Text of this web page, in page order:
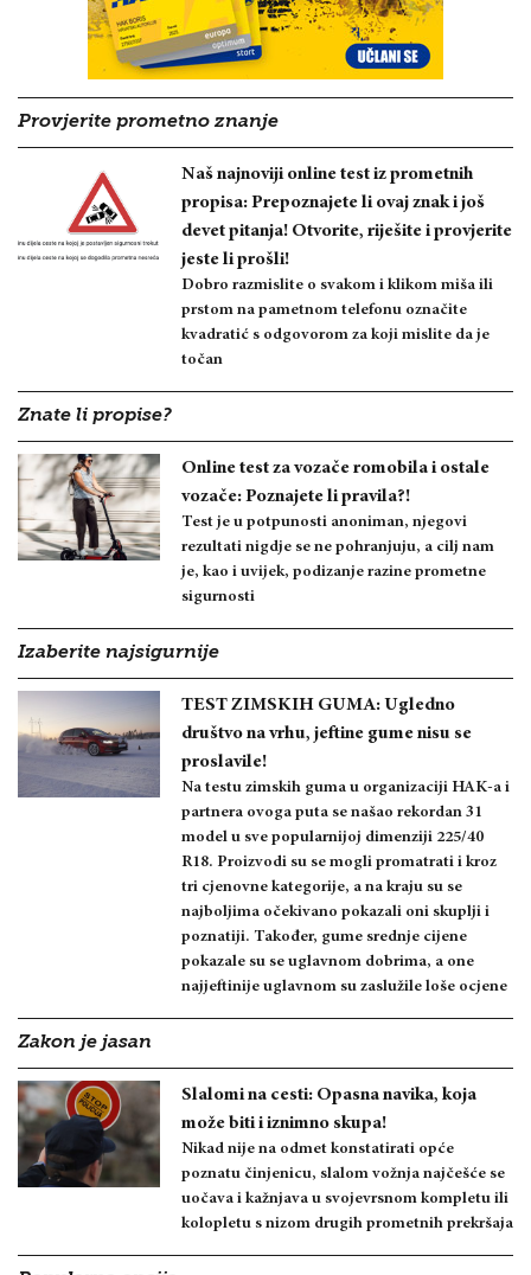
Provjerite prometno znanje
Naš najnoviji online test iz prometnih
propisa: Prepoznajete li ovaj znak i još
devet pitanja! Otvorite, riješite i provjerite
jeste li prošli!
Dobro razmislite o svakom i klikom miša ili
prstom na pametnom telefonu označite
kvadratić s odgovorom za koji mislite da je
točan
Znate li propise?
Online test za vozače romobila i ostale
vozače: Poznajete li pravila?!
Test je u potpunosti anoniman, njegovi
rezultati nigdje se ne pohranjuju, a cilj nam
je, kao i uvijek, podizanje razine prometne
sigurnosti
Izaberite najsigurnije
TEST ZIMSKIH GUMA: Ugledno
društvo na vrhu, jeftine gume nisu se
proslavile!
Na testu zimskih guma u organizaciji HAK-a i
partnera ovoga puta se našao rekordan 31
model u sve popularnijoj dimenziji 225/40
R18. Proizvodi su se mogli promatrati i kroz
tri cjenovne kategorije, a na kraju su se
najboljima očekivano pokazali oni skuplji i
poznatiji. Također, gume srednje cijene
pokazale su se uglavnom dobrima, a one
najjeftinije uglavnom su zaslužile loše ocjene
Zakon je jasan
Slalomi na cesti: Opasna navika, koja
može biti i iznimno skupa!
Nikad nije na odmet konstatirati opće
poznatu činjenicu, slalom vožnja najčešće se
uočava i kažnjava u svojevrsnom kompletu ili
kolopletu s nizom drugih prometnih prekršaja